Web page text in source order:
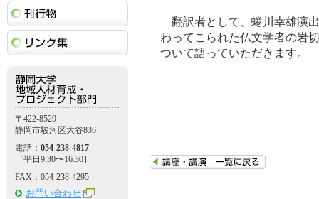
翻訳者として、蜷川幸雄演
わってこられた仏文学者の岩
ついて語っていただきます。
リンク集
〒422-8529
静岡市駿河区大谷836
電話： 054-238-4817
［平日9:30〜16:30］
FAX：054-238-4295
お問い合わせ